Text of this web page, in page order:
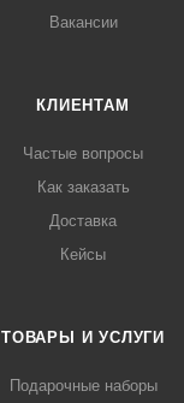
Вакансии
КЛИЕНТАМ
Частые вопросы
Как заказать
Доставка
Кейсы
ТОВАРЫ И УСЛУГИ
Подарочные наборы